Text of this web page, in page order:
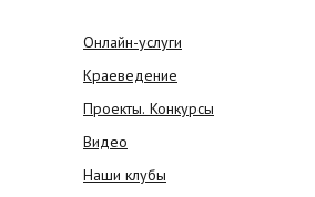
Онлайн-услуги
Краеведение
Проекты. Конкурсы
Видео
Наши клубы